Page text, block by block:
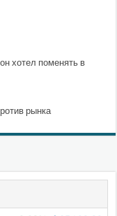
хотел поменять в
рынка